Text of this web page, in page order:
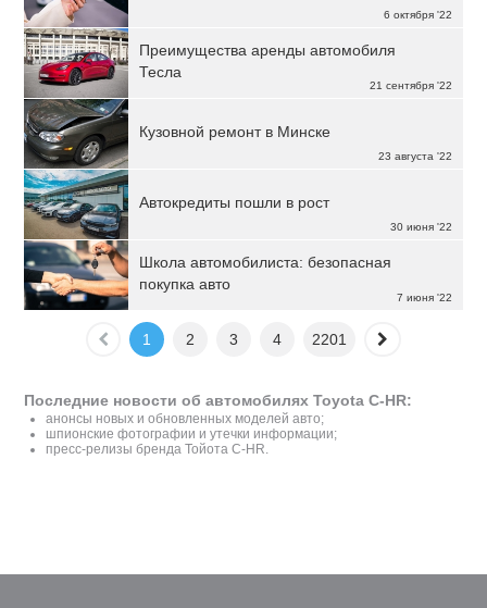
6 октября '22
21 сентября '22
Преимущества аренды автомобиля
Тесла
23 августа '22
Кузовной ремонт в Минске
30 июня '22
Автокредиты пошли в рост
7 июня '22
Школа автомобилиста: безопасная
покупка авто
1 2 3 4 2201
Последние новости об автомобилях Toyota C-HR:
анонсы новых и обновленных моделей авто;
шпионские фотографии и утечки информации;
пресс-релизы бренда Тойота C-HR.